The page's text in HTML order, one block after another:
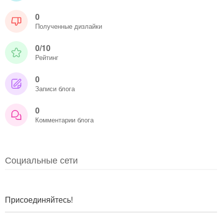
0
Полученные дизлайки
0/10
Рейтинг
0
Записи блога
0
Комментарии блога
Социальные сети
Присоединяйтесь!